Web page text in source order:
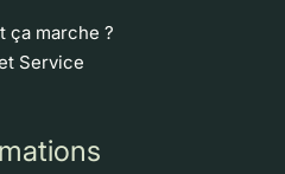
ça marche ?
Service